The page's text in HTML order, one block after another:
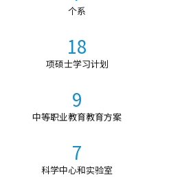
个系
18
项硕士学习计划
9
中等职业教育教育方案
7
科学中心和实验室